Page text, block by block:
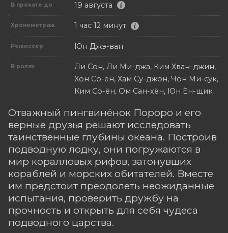
В прокате до 19 августа
Хронометраж 1 час 12 минут
Режиссер Юн Джэ-ван
В ролях
Ли Сон, Ли Ми-джа, Ким Хван-джин,
Хон Со-ён, Хам Су-джон, Чон Ми-сук,
Ким Со-ён, Ом Сан-хён, Юн Ён-щик
Отважный пингвинёнок Пороро и его
верные друзья решают исследовать
таинственные глубины океана. Построив
подводную лодку, они погружаются в
мир коралловых рифов, затонувших
кораблей и морских обитателей. Вместе
им предстоит преодолеть неожиданные
испытания, проверить дружбу на
прочность и открыть для себя чудеса
подводного царства.